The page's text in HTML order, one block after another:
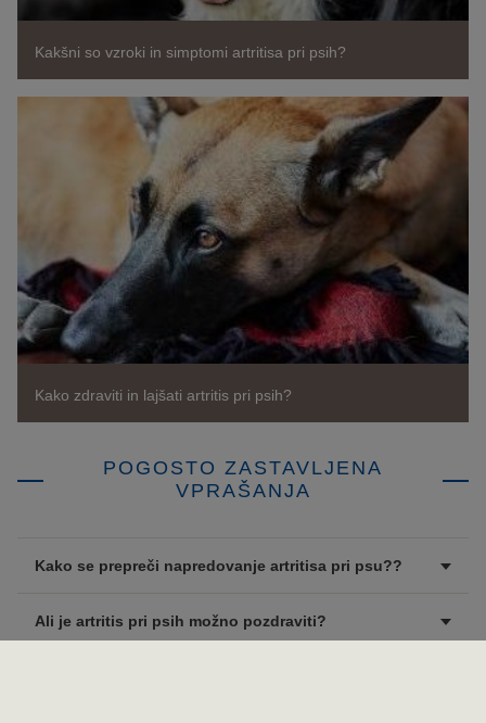
Kakšni so vzroki in simptomi artritisa pri psih?
Kako zdraviti in lajšati artritis pri psih?
POGOSTO ZASTAVLJENA
VPRAŠANJA
Kako se prepreči napredovanje artritisa pri psu??
Ali je artritis pri psih možno pozdraviti?